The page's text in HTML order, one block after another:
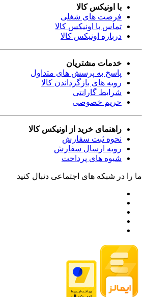
با اونیکس کالا
فرصت های شغلی
تماس با اونیکس کالا
درباره اونیکس کالا
خدمات مشتریان
پاسخ به پرسش های متداول
رویه های بازگرداندن کالا
شرایط گارانتی
حریم خصوصی
راهنمای خرید از اونیکس کالا
نحوه ثبت سفارش
رویه ارسال سفارش
شیوه های پرداخت
ما را در شبکه های اجتماعی دنبال کنید